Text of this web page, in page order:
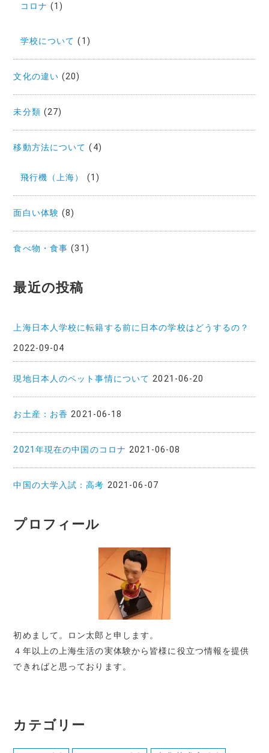
コロナ (1)
学校について (1)
文化の違い (20)
未分類 (27)
移動方法について (4)
飛行機（上海） (1)
面白い体験 (8)
食べ物・食事 (31)
最近の投稿
上海日本人学校に転籍する前に日本の学校はどうするの？
2022-09-04
現地日本人のペット事情について 2021-06-20
お土産：お香 2021-06-18
2021年現在の中国のコロナ 2021-06-08
中国の大学入試：高考 2021-06-07
プロフィール
初めまして。ロン太郎と申します。
４年以上の上海生活の実体験から皆様に役立つ情報を提供
できればと思っております。
カテゴリー